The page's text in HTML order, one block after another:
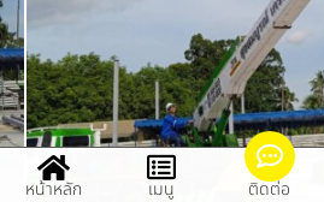
หน้าหลัก เมนู ติดต่อ